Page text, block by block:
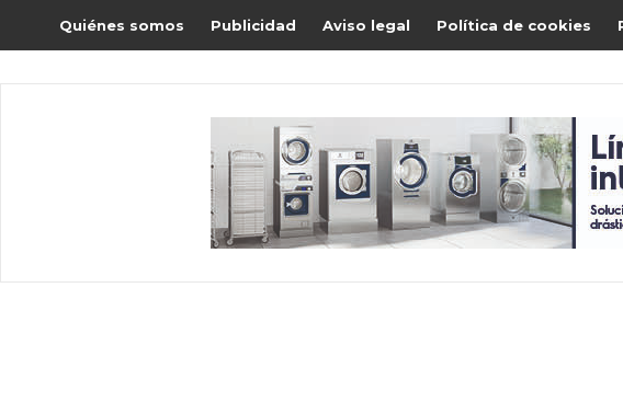
Quiénes somos Publicidad Aviso legal Política de cookies